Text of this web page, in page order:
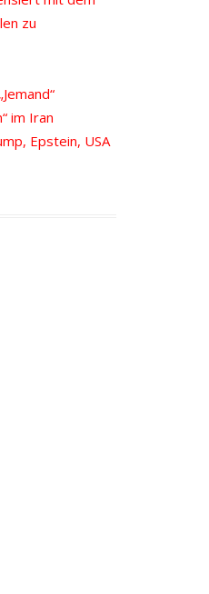
zu
im Iran
Epstein, USA